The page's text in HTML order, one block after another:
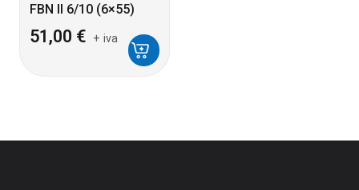
FBN II 6/10 (6×55)
51,00 € + iva